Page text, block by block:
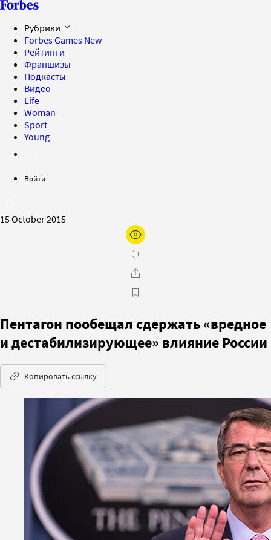
Рубрики
Forbes Games New
Рейтинги
Франшизы
Подкасты
Видео
Life
Woman
Sport
Young
Войти
15 October 2015
Пентагон пообещал сдержать «вредное
и дестабилизирующее» влияние России
Копировать ссылку